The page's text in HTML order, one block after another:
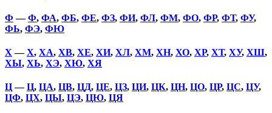
Ф —Ф, ФА, ФБ, ФЕ, ФЗ, ФИ, ФЛ, ФМ, ФО, ФР, ФТ, ФУ,
ФЬ, ФЭ, ФЮ
Х —Х, ХА, ХВ, ХЕ, ХИ, ХЛ, ХМ, ХН, ХО, ХР, ХТ, ХУ, ХШ,
ХЫ, ХЬ, ХЭ, ХЮ, ХЯ
Ц—Ц, ЦА, ЦВ, ЦД, ЦЕ, ЦЗ, ЦИ, ЦК, ЦН, ЦО, ЦР, ЦС, ЦУ,
ЦФ, ЦХ, ЦЫ, ЦЭ, ЦЮ, ЦЯ